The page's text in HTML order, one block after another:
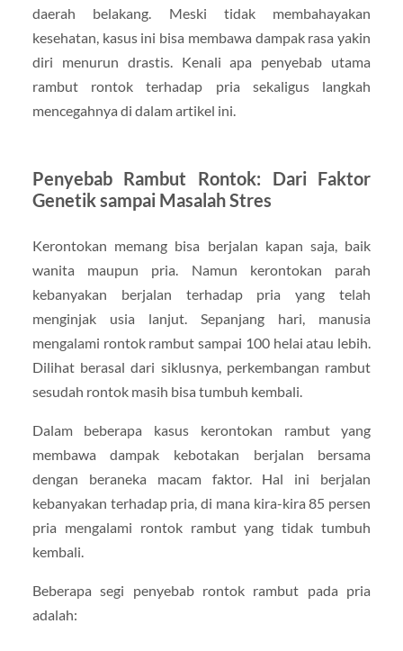
daerah belakang. Meski tidak membahayakan
kesehatan, kasus ini bisa membawa dampak rasa yakin
diri menurun drastis. Kenali apa penyebab utama
rambut rontok terhadap pria sekaligus langkah
mencegahnya di dalam artikel ini.
Penyebab Rambut Rontok: Dari Faktor
Genetik sampai Masalah Stres
Kerontokan memang bisa berjalan kapan saja, baik
wanita maupun pria. Namun kerontokan parah
kebanyakan berjalan terhadap pria yang telah
menginjak usia lanjut. Sepanjang hari, manusia
mengalami rontok rambut sampai 100 helai atau lebih.
Dilihat berasal dari siklusnya, perkembangan rambut
sesudah rontok masih bisa tumbuh kembali.
Dalam beberapa kasus kerontokan rambut yang
membawa dampak kebotakan berjalan bersama
dengan beraneka macam faktor. Hal ini berjalan
kebanyakan terhadap pria, di mana kira-kira 85 persen
pria mengalami rontok rambut yang tidak tumbuh
kembali.
Beberapa segi penyebab rontok rambut pada pria
adalah: